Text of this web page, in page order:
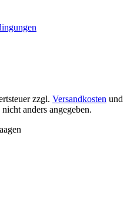
zzgl. Versandkosten und
anders angegeben.